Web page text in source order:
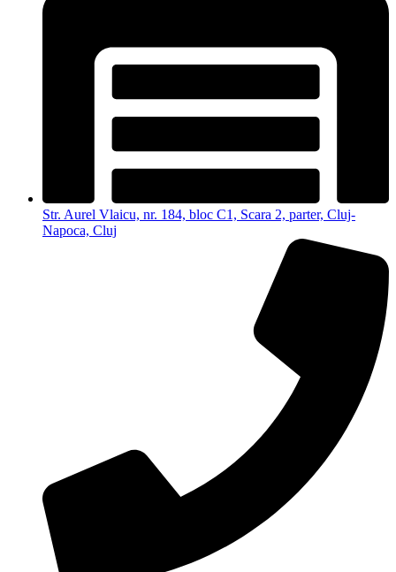
Str. Aurel Vlaicu, nr. 184, bloc C1, Scara 2, parter, Cluj-
Napoca, Cluj